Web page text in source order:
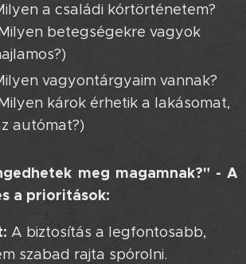
a családi kórtörténetem?
betegségekre vagyok
vagyontárgyaim vannak?
károk érhetik a lakásomat,
autómat?)
meg magamnak?" - A
a prioritások:
A biztosítás a legfontosabb,
szabad rajta spórolni.